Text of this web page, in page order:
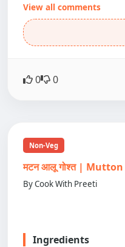
View all comments
0 0
Non-Veg
मटन आलू गोश्त |
By Cook With Preeti
Ingredients